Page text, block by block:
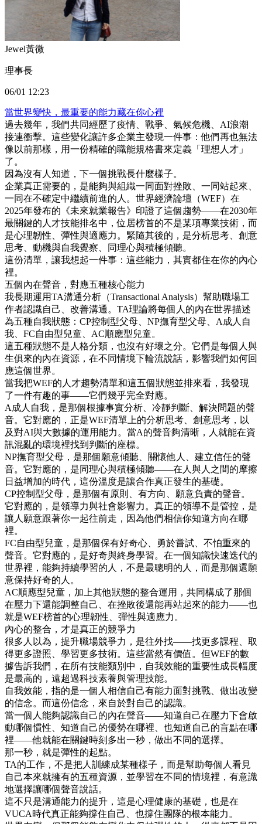
Jewel黃微
理事長
06/01 12:23
當世界變快，最重要的能力藏在你心裡
過去幾年，我們共同經歷了疫情、戰爭、氣候危機、AI浪潮
接連衝擊。這些變化讓許多企業主發現一件事：他們再也無法
像以前那樣，用一份精確的職能規格書來定義「理想人才」
了。
因為沒有人知道，下一個挑戰長什麼樣子。
企業真正需要的，是能夠與組織一同面對挫敗、一同站起來、
一同在不確定中繼續前進的人。世界經濟論壇（WEF）在
2025年發布的《未來就業報告》印證了這個趨勢——在2030年
最關鍵的人才技能排名中，位居榜首的不是某項專業技術，而
是心理韌性、彈性與適應力。緊隨其後的，是分析思考、創意
思考、動機與自我覺察、同理心與積極傾聽。
這份清單，讓我想起一件事：這些能力，其實都住在你的內心
裡。
五個內在聲音，對應五種核心能力
我長期運用TA溝通分析（Transactional Analysis）幫助職場工
作者認識自己、改善溝通。TA理論將每個人的內在世界描述
為五種自我狀態：CP控制型父母、NP撫育型父母、A成人自
我、FC自由型兒童、AC順應型兒童。
這五種狀態不是人格分類，也沒有好壞之分。它們是每個人與
生俱來的內在資源，在不同情境下輪流說話，影響我們如何回
應這個世界。
當我把WEF的人才趨勢清單和這五個狀態並排來看，我發現
了一件有趣的事——它們幾乎完全對應。
A成人自我，是那個根據事實分析、冷靜判斷、解決問題的聲
音。它對應的，正是WEF清單上的分析思考、創意思考，以
及對AI與大數據的運用能力。當A的聲音夠清晰，人就能在資
訊混亂的環境裡找到判斷的座標。
NP撫育型父母，是那個願意傾聽、關懷他人、建立信任的聲
音。它對應的，是同理心與積極傾聽——在人與人之間的摩擦
日益增加的時代，這份溫度是讓合作真正發生的基礎。
CP控制型父母，是那個有原則、有方向、願意負責的聲音。
它對應的，是領導力與社會影響力。真正的領導不是管控，是
讓人願意跟著你一起往前走，因為他們相信你知道方向在哪
裡。
FC自由型兒童，是那個保有好奇心、勇於嘗試、不怕重來的
聲音。它對應的，是好奇與終身學習。在一個知識快速迭代的
世界裡，能夠持續學習的人，不是最聰明的人，而是那個還願
意保持好奇的人。
AC順應型兒童，加上其他狀態的整合運用，共同構成了那個
在壓力下還能調整自己、在挫敗後還能再站起來的能力——也
就是WEF榜首的心理韌性、彈性與適應力。
內心的整合，才是真正的競爭力
很多人以為，提升職場競爭力，是往外找——找更多課程、取
得更多證照、學習更多技術。這些當然有價值。但WEF的數
據告訴我們，在所有技能類別中，自我效能的重要性成長幅度
是最高的，遠超過科技素養與管理技能。
自我效能，指的是一個人相信自己有能力面對挑戰、做出改變
的信念。而這份信念，來自於對自己的認識。
當一個人能夠認識自己的內在聲音——知道自己在壓力下會啟
動哪個慣性、知道自己的優勢在哪裡、也知道自己的盲點在哪
裡——他就能在關鍵時刻多出一秒，做出不同的選擇。
那一秒，就是彈性的起點。
TA的工作，不是把人訓練成某種樣子，而是幫助每個人看見
自己本來就擁有的五種資源，並學習在不同的情境裡，有意識
地選擇讓哪個聲音說話。
這不只是溝通能力的提升，這是心理健康的基礎，也是在
VUCA時代真正能夠撐住自己、也撐住團隊的根本能力。